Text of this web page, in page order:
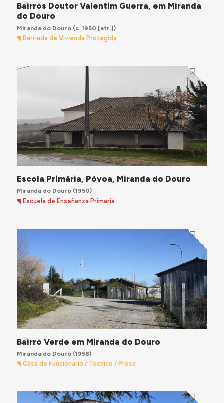
Bairros Doutor Valentim Guerra, em Miranda
do Douro
Miranda do Douro(c. 1950 [atr.])
Barriada de Vivienda Protegida
Escola Primária, Póvoa, Miranda do Douro
Miranda do Douro(1950)
Escuela de Enseñanza Primaria
Bairro Verde em Miranda do Douro
Miranda do Douro(1958)
Casa de Funcionario / Tecnico / Presa